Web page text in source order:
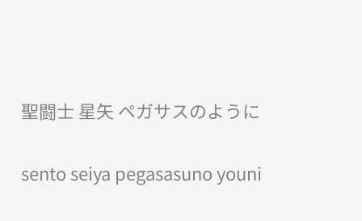
聖闘士 星矢 ペガサスのように
sento seiya pegasasuno youni